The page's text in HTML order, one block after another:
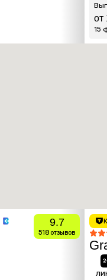
от
15
9.7
518 отзывов